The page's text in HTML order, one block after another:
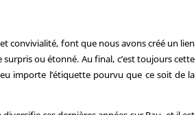
convivialité, font que nous avons créé un lien
ou étonné. Au final, c’est toujours cette
importe l’étiquette pourvu que ce soit de la